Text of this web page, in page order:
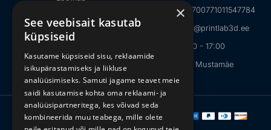
Minecraft
Halloweeni mänguasjad
IBAN: EE027700771011547784
E-mail: info@printlab3d.ee
09:00 - 17:00
Tallinn, Mustamäe
Copyright © 2026PrintLab3D
| All Rights Reserved.
×
See veebisait kasutab
küpsiseid
Kasutame küpsiseid sisu, reklaamide
isikupärastamiseks ja liikluse
analüüsimiseks. Samuti jagame teavet meie
saidi kasutamise kohta oma reklaami- ja
analüüsipartneritega, kes võivad seda
kombineerida muu teabega, mille olete